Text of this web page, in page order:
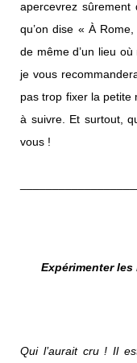
apercevrez sûrement
qu’on dise « À
de même d’un lieu
je vous
pas trop fixer la petite
à suivre. Et surtout,
vous !
Expérimenter
Qui l’aurait cru ! Il